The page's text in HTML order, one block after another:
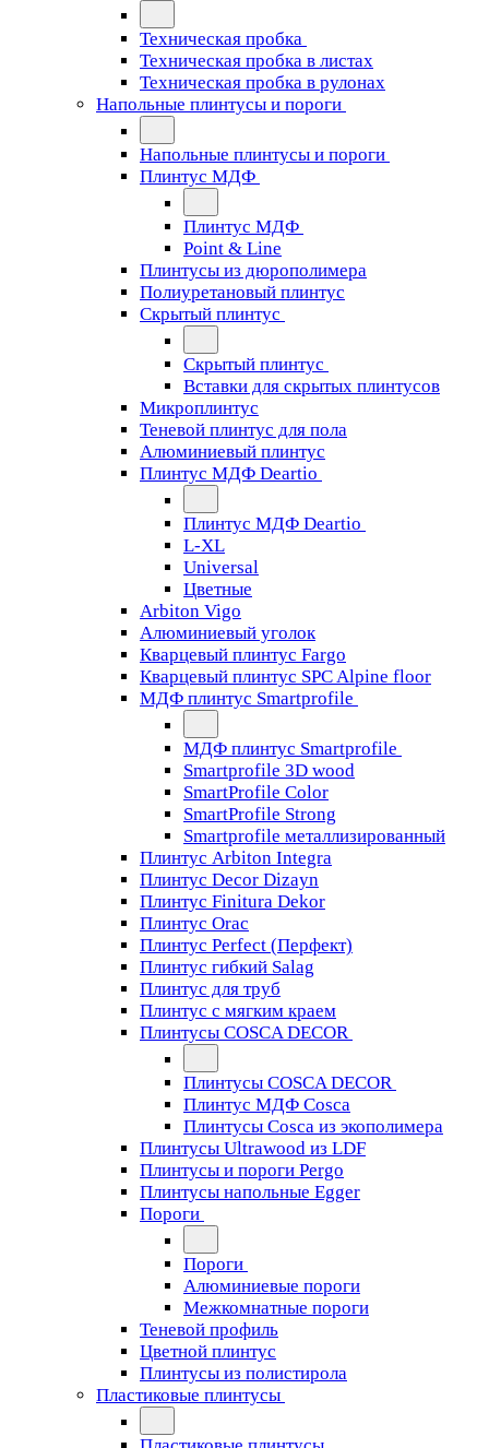
Техническая пробка
Техническая пробка в листах
Техническая пробка в рулонах
Напольные плинтусы и пороги
Напольные плинтусы и пороги
Плинтус МДФ
Плинтус МДФ
Point & Line
Плинтусы из дюрополимера
Полиуретановый плинтус
Скрытый плинтус
Скрытый плинтус
Вставки для скрытых плинтусов
Микроплинтус
Теневой плинтус для пола
Алюминиевый плинтус
Плинтус МДФ Deartio
Плинтус МДФ Deartio
L-XL
Universal
Цветные
Arbiton Vigo
Алюминиевый уголок
Кварцевый плинтус Fargo
Кварцевый плинтус SPC Alpine floor
МДФ плинтус Smartprofile
МДФ плинтус Smartprofile
Smartprofile 3D wood
SmartProfile Color
SmartProfile Strong
Smartprofile металлизированный
Плинтус Arbiton Integra
Плинтус Decor Dizayn
Плинтус Finitura Dekor
Плинтус Orac
Плинтус Perfect (Перфект)
Плинтус гибкий Salag
Плинтус для труб
Плинтус с мягким краем
Плинтусы COSCA DECOR
Плинтусы COSCA DECOR
Плинтус МДФ Cosca
Плинтусы Cosca из экополимера
Плинтусы Ultrawood из LDF
Плинтусы и пороги Pergo
Плинтусы напольные Egger
Пороги
Пороги
Алюминиевые пороги
Межкомнатные пороги
Теневой профиль
Цветной плинтус
Плинтусы из полистирола
Пластиковые плинтусы